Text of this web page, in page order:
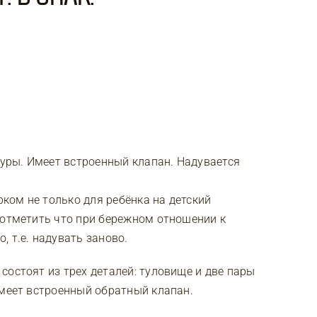
Имеет встроенный клапан. Надувается
не только для ребёнка на детский
что при бережном отношении к
т.е. надувать заново.
из трех деталей: туловище и две пары
встроенный обратный клапан.